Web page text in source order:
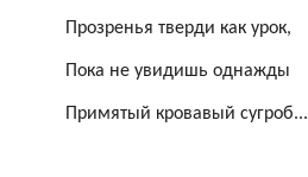
Прозренья тверди как урок,
Пока не увидишь однажды
Примятый кровавый сугроб...